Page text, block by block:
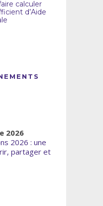
calculer
d’Aide
2026
2026 : une
partager et